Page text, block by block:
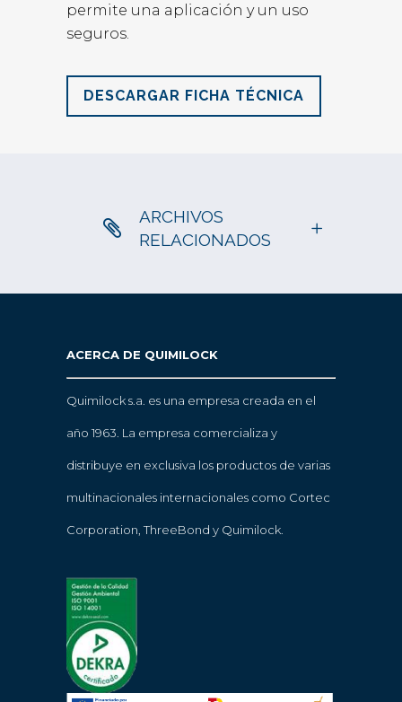
permite una aplicación y un uso
seguros.
DESCARGAR FICHA TÉCNICA
ARCHIVOS
RELACIONADOS
ACERCA DE QUIMILOCK
Quimilock s.a. es una empresa creada en el
año 1963. La empresa comercializa y
distribuye en exclusiva los productos de varias
multinacionales internacionales como Cortec
Corporation, ThreeBond y Quimilock.